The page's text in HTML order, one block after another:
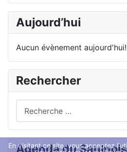
Aujourd’hui
Aucun évènement aujourd'hui!
Rechercher
Agenda du Saulnois
En visitant ce site, vous acceptez